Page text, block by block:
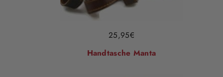
25,95€
Handtasche Manta